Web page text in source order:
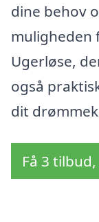
dine behov
muligheden
Ugerløse,
også
dit
Få 3